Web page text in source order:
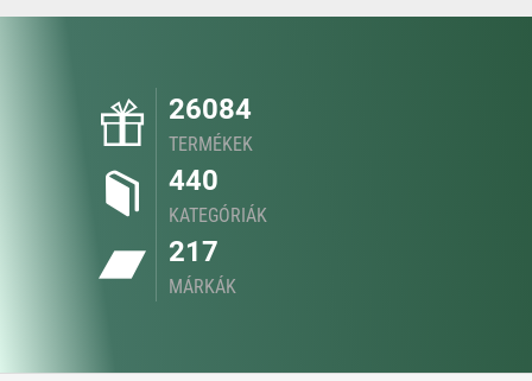
26084
TERMÉKEK
440
KATEGÓRIÁK
217
MÁRKÁK